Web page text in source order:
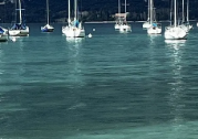
Registrieren